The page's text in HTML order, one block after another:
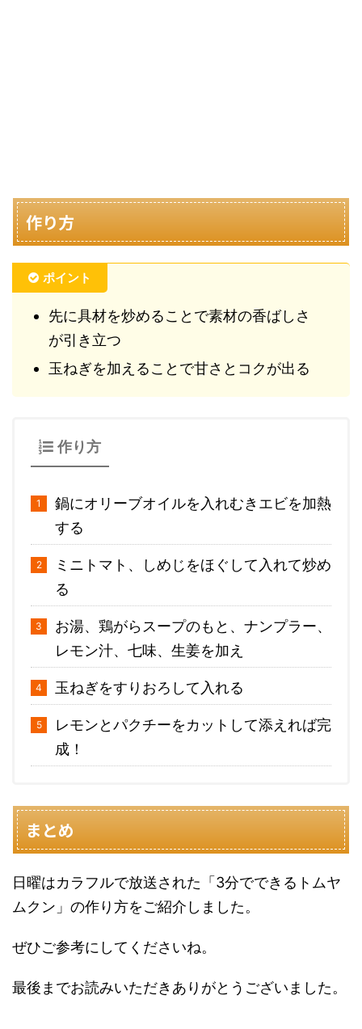
作り方
ポイント
先に具材を炒めることで素材の香ばしさ
が引き立つ
玉ねぎを加えることで甘さとコクが出る
作り方
鍋にオリーブオイルを入れむきエビを加熱
する
ミニトマト、しめじをほぐして入れて炒め
る
お湯、鶏がらスープのもと、ナンプラー、
レモン汁、七味、生姜を加え
玉ねぎをすりおろして入れる
レモンとパクチーをカットして添えれば完
成！
まとめ
日曜はカラフルで放送された「3分でできるトムヤ
ムクン」の作り方をご紹介しました。
ぜひご参考にしてくださいね。
最後までお読みいただきありがとうございました。